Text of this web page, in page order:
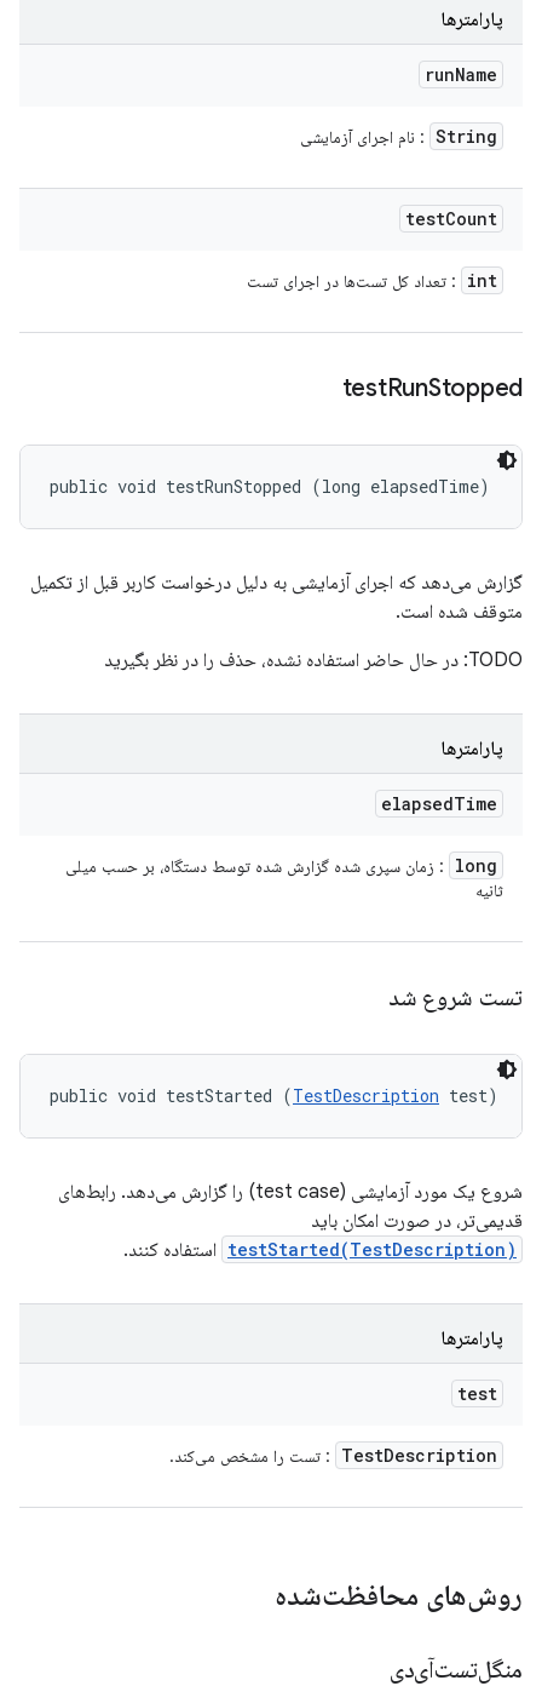
پارامترها
runName
String : نام اجرای آزمایشی
testCount
int : تعداد کل تست‌ها در اجرای تست
testRunStopped
public void testRunStopped (long elapsedTime)
گزارش می‌دهد که اجرای آزمایشی به دلیل درخواست کاربر قبل از تکمیل
متوقف شده است.
TODO: در حال حاضر استفاده نشده، حذف را در نظر بگیرید
پارامترها
elapsedTime
long
: زمان سپری شده گزارش شده توسط دستگاه، بر حسب میلی
ثانیه
تست شروع شد
public void testStarted (TestDescription test)
شروع یک مورد آزمایشی (test case) را گزارش می‌دهد. رابط‌های
قدیمی‌تر، در صورت امکان باید
testStarted(TestDescription) استفاده کنند.
پارامترها
test
TestDescription : تست را مشخص می‌کند.
روش‌های محافظت‌شده
منگل‌تست‌آی‌دی